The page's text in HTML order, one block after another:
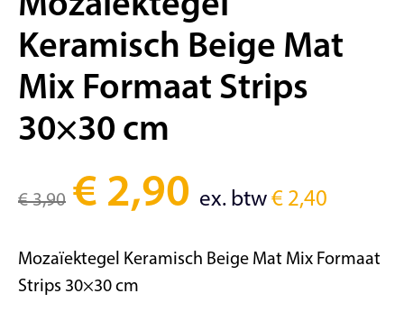
Keramisch Beige Mat
Mix Formaat Strips
30×30 cm
€3,90 € 2,90 ex. btw€ 2,40
Mozaïektegel Keramisch Beige Mat Mix Formaat
Strips 30×30 cm